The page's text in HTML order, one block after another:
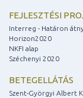
FEJLESZTÉSI
Interreg - Határon
Horizon2020
NKFI alap
Széchenyi 2020
BETEGELLÁTÁS
Szent-Györgyi Albert